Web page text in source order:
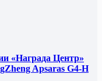
«Награда Центр»
Apsaras G4-H